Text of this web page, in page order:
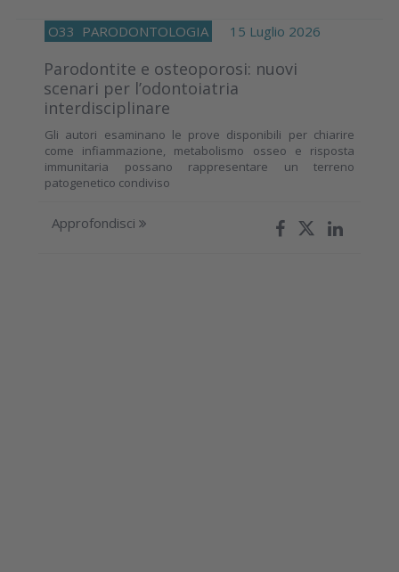
O33 PARODONTOLOGIA 15 Luglio 2026
Parodontite e osteoporosi: nuovi
scenari per l’odontoiatria
interdisciplinare
Gli autori esaminano le prove disponibili per chiarire
come infiammazione, metabolismo osseo e risposta
immunitaria possano rappresentare un terreno
patogenetico condiviso
Approfondisci